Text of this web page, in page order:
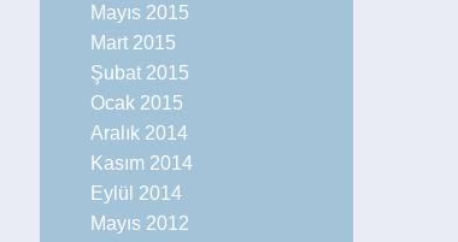
Mayıs 2015
Mart 2015
Şubat 2015
Ocak 2015
Aralık 2014
Kasım 2014
Eylül 2014
Mayıs 2012